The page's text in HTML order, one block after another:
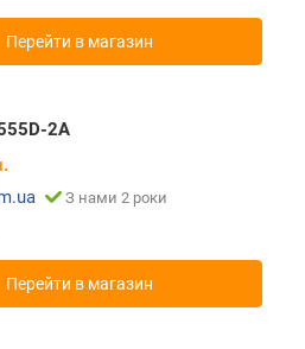
Перейти в магазин
2A
З нами 2 роки
Перейти в магазин